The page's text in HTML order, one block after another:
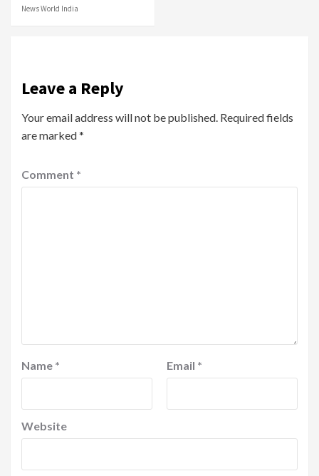
News World India
Leave a Reply
Your email address will not be published. Required fields
are marked*
Comment *
Name * Email *
Website